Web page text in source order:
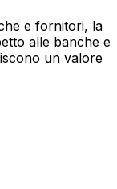
e fornitori, la
alle banche e
un valore